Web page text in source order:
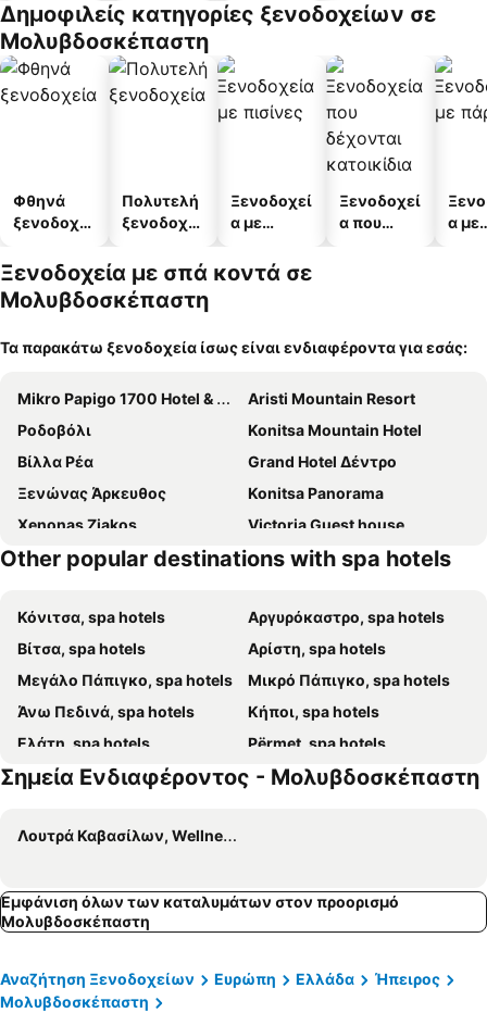
Δημοφιλείς κατηγορίες ξενοδοχείων σε
Μολυβδοσκέπαστη
Φθηνά
ξενοδοχεί
Πολυτελή
ξενοδοχεί
Ξενοδοχεί
α με
Ξενοδοχεί
α που
α με
Ξενοδοχεία με σπά κοντά σε
Μολυβδοσκέπαστη
Τα παρακάτω ξενοδοχεία ίσως είναι ενδιαφέροντα για εσάς:
Mikro Papigo 1700 Hotel & Spa
Aristi Mountain Resort
Ροδοβόλι
Konitsa Mountain Hotel
Βίλλα Ρέα
Grand Hotel Δέντρο
Ξενώνας Άρκευθος
Konitsa Panorama
Χenonas Ziakos
Victoria Guest house
Αμάραντος
Ξενώνας Σάλβια
Other popular destinations with spa hotels
Κόνιτσα, spa hotels
Αργυρόκαστρο, spa hotels
Βίτσα, spa hotels
Αρίστη, spa hotels
Μεγάλο Πάπιγκο, spa hotels
Μικρό Πάπιγκο, spa hotels
Άνω Πεδινά, spa hotels
Κήποι, spa hotels
Ελάτη, spa hotels
Përmet, spa hotels
Τσεπέλοβο, spa hotels
Μονοδένδρι, spa hotels
Σημεία Ενδιαφέροντος - Μολυβδοσκέπαστη
Λουτρά Καβασίλων, Wellness/ Spa
Εμφάνιση όλων των καταλυμάτων στον προορισμό
Μολυβδοσκέπαστη
Αναζήτηση Ξενοδοχείων Ευρώπη Ελλάδα
Ήπειρος
Μολυβδοσκέπαστη